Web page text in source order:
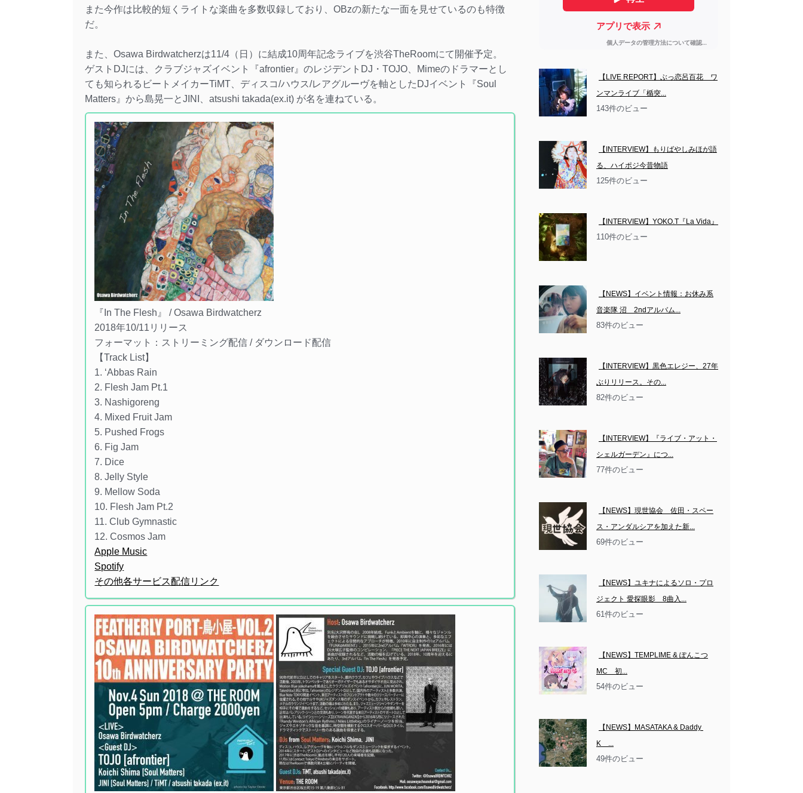
また今作は比較的短くライトな楽曲を多数収録しており、OBzの新たな一面を見せているのも特徴
だ。
また、Osawa Birdwatcherzは11/4（日）に結成10周年記念ライブを渋谷TheRoomにて開催予定。
ゲストDJには、クラブジャズイベント『afrontier』のレジデントDJ・TOJO、Mimeのドラマーとし
ても知られるビートメイカーTiMT、ディスコ/ハウス/レアグルーヴを軸としたDJイベント『Soul
Matters』から島晃一とJINI、atsushi takada(ex.it) が名を連ねている。
『In The Flesh』 / Osawa Birdwatcherz
2018年10/11リリース
フォーマット：ストリーミング配信 / ダウンロード配信
【Track List】
1. ‘Abbas Rain
2. Flesh Jam Pt.1
3. Nashigoreng
4. Mixed Fruit Jam
5. Pushed Frogs
6. Fig Jam
7. Dice
8. Jelly Style
9. Mellow Soda
10. Flesh Jam Pt.2
11. Club Gymnastic
12. Cosmos Jam
Apple Music
Spotify
その他各サービス配信リンク
【LIVE REPORT】ぶっ恋呂百花　ワ
ンマンライブ「楯突...
143件のビュー
【INTERVIEW】もりばやしみほが語
る、ハイポジ今昔物語
125件のビュー
【INTERVIEW】YOKO.T『La Vida』
110件のビュー
【NEWS】イベント情報：お休み系
音楽隊 沼　2ndアルバム...
83件のビュー
【INTERVIEW】黒色エレジー、27年
ぶりリリース。その...
82件のビュー
【INTERVIEW】『ライブ・アット・
シェルガーデン』につ...
77件のビュー
【NEWS】現世協会　佐田・スペー
ス・アンダルシアを加えた新...
69件のビュー
【NEWS】ユキナによるソロ・プロ
ジェクト 愛探眼影　8曲入...
61件のビュー
【NEWS】TEMPLIME & ぽんこつ
MC　初...
54件のビュー
【NEWS】MASATAKA & Daddy
K　...
49件のビュー